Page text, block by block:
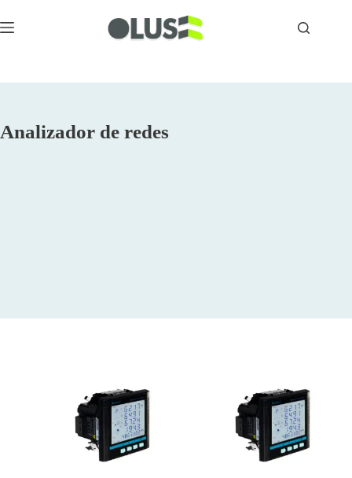
Analizador de redes